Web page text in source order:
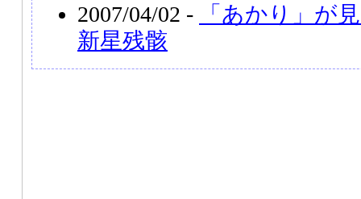
2007/04/02 -
「あかり」が
新星残骸